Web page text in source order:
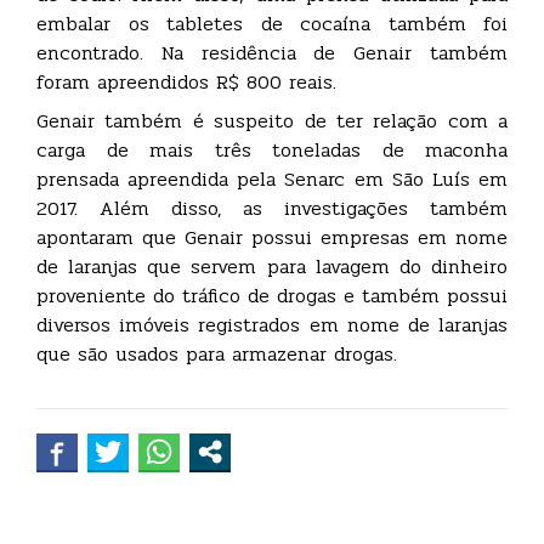
embalar os tabletes de cocaína também foi
encontrado. Na residência de Genair também
foram apreendidos R$ 800 reais.
Genair também é suspeito de ter relação com a
carga de mais três toneladas de maconha
prensada apreendida pela Senarc em São Luís em
2017. Além disso, as investigações também
apontaram que Genair possui empresas em nome
de laranjas que servem para lavagem do dinheiro
proveniente do tráfico de drogas e também possui
diversos imóveis registrados em nome de laranjas
que são usados para armazenar drogas.